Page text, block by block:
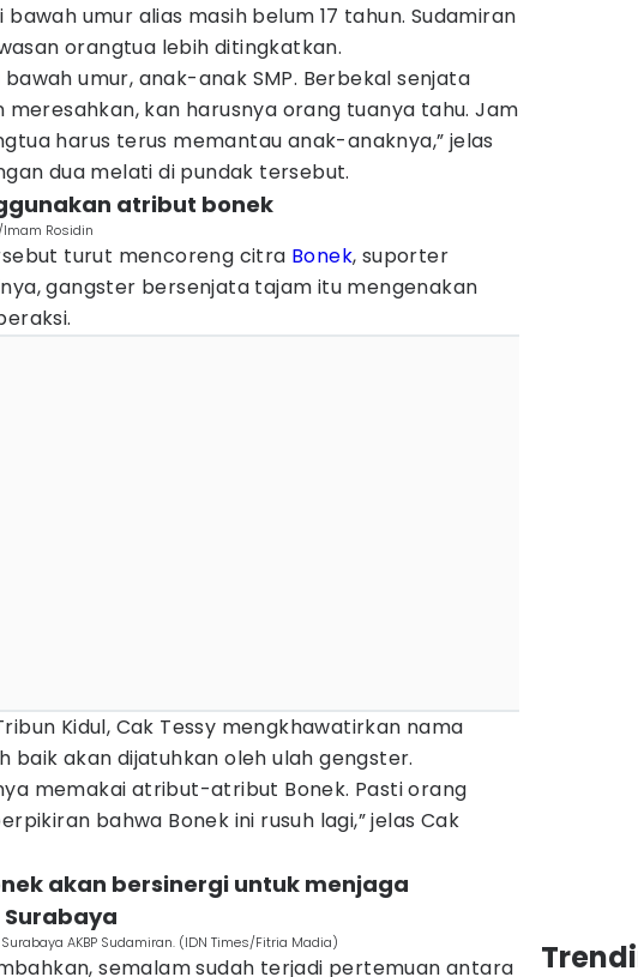
umur alias masih belum 17 tahun. Sudamiran
orangtua lebih ditingkatkan.
bawah umur, anak-anak SMP. Berbekal senjata
meresahkan, kan harusnya orang tuanya tahu. Jam
harus terus memantau anak-anaknya,” jelas
dua melati di pundak tersebut.
atribut bonek
Imam Rosidin
turut mencoreng citra Bonek, suporter
gangster bersenjata tajam itu mengenakan
Kidul, Cak Tessy mengkhawatirkan nama
baik akan dijatuhkan oleh ulah gengster.
memakai atribut-atribut Bonek. Pasti orang
bahwa Bonek ini rusuh lagi,” jelas Cak
akan bersinergi untuk menjaga
AKBP Sudamiran. (IDN Times/Fitria Madia)
semalam sudah terjadi pertemuan antara